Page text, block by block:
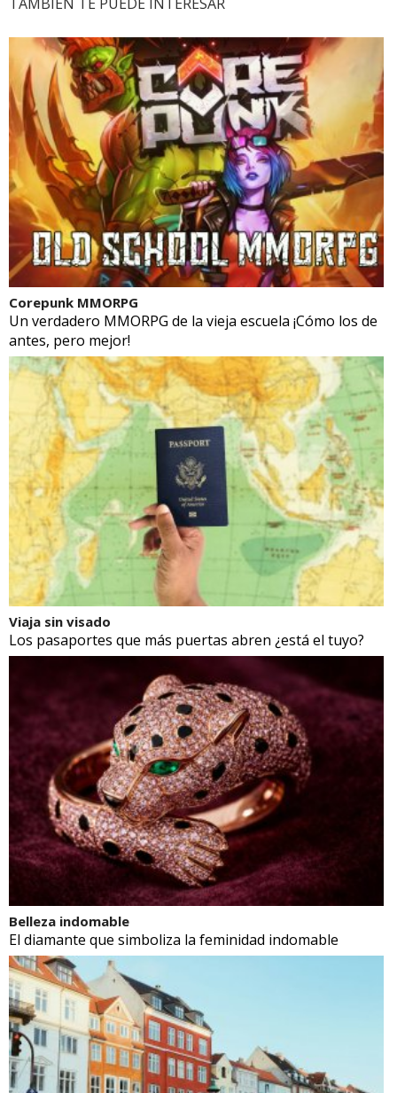
Corepunk MMORPG
Un verdadero MMORPG de la vieja escuela ¡Cómo los de
antes, pero mejor!
Viaja sin visado
Los pasaportes que más puertas abren ¿está el tuyo?
Belleza indomable
El diamante que simboliza la feminidad indomable